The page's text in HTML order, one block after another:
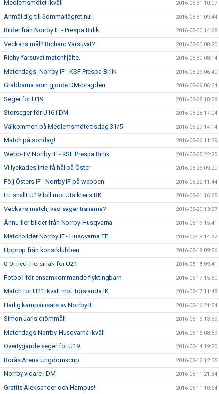
Medlemsmötet ikväll 2016-05-31 10:07
Anmäl dig till Sommarlägret nu! 2016-05-31 09:44
Bilder från Norrby IF - Prespa Birlik 2016-05-30 14:28
Veckans mål? Richard Yarsuvat? 2016-05-30 08:20
Richy Yarsuvat matchhjälte. 2016-05-30 08:14
Matchdags: Norrby IF - KSF Prespa Birlik 2016-05-29 06:40
Grabbarna som gjorde DM-bragden 2016-05-29 06:24
Seger för U19 2016-05-28 18:28
Storseger för U16 i DM 2016-05-28 17:04
Välkommen på Medlemsmöte tisdag 31/5 2016-05-27 14:14
Match på söndag! 2016-05-26 11:39
Webb-TV Norrby IF - KSF Prespa Birlik 2016-05-25 22:25
Vi lyckades inte få hål på Öster 2016-05-23 09:20
Följ Östers IF - Norrby IF på webben 2016-05-22 11:44
Ett snällt U19 föll mot Utsiktens BK 2016-05-21 16:25
Veckans match, vad säger tränarna? 2016-05-20 13:57
Ännu fler bilder från Norrby-Husqvarna 2016-05-19 15:41
Matchbilder Norrby IF - Husqvarna FF 2016-05-19 14:22
Upprop från konstklubben 2016-05-18 09:56
0-0 med mersmak för U21 2016-05-18 09:41
Fotboll för ensamkommande flyktingbarn 2016-05-17 15:50
Match för U21 ikväll mot Torslanda IK 2016-05-17 11:48
Härlig kämpainsats av Norrby IF. 2016-05-16 21:54
Simon Jarls drömmål! 2016-05-16 13:59
Matchdags Norrby-Husqvarna ikväll 2016-05-16 08:59
Övertygande seger för U19 2016-05-14 19:20
Borås Arena Ungdomscup 2016-05-12 12:35
Norrby vidare i DM 2016-05-11 21:34
Grattis Aleksander och Hampus! 2016-05-11 10:54